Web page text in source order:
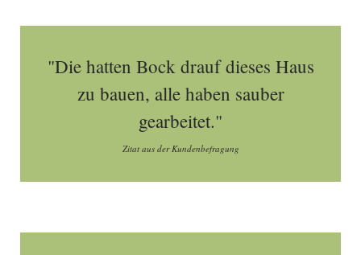
"Die hatten Bock drauf dieses Haus
zu bauen, alle haben sauber
gearbeitet."
Zitat aus der Kundenbefragung